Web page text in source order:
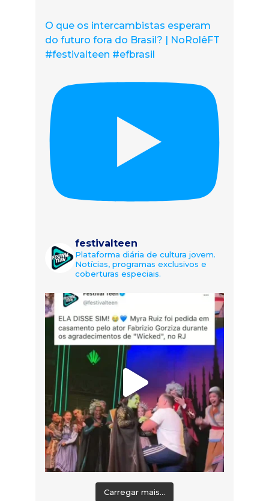
O que os intercambistas esperam
do futuro fora do Brasil? | NoRolêFT
#festivalteen #efbrasil
festivalteen
Plataforma diária de cultura jovem.
Notícias, programas exclusivos e
coberturas especiais.
Carregar mais...